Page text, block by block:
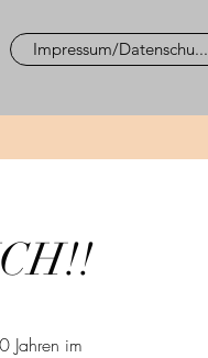
Impressum/Datenschu...
Jahren im